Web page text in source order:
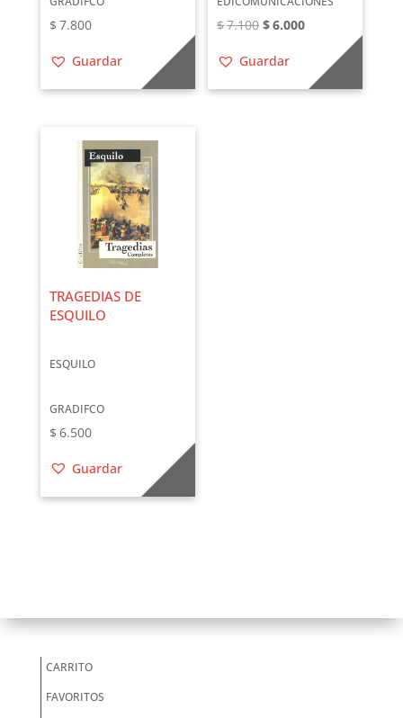
$ 7.800
Guardar
$7.100 El
original
era:
$6.000El
actual
es:
Guardar
TRAGEDIAS DE
ESQUILO
ESQUILO
GRADIFCO
$ 6.500
Guardar
CARRITO
FAVORITOS